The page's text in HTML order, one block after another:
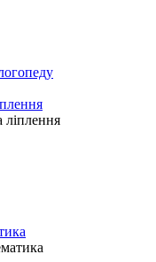
ліплення